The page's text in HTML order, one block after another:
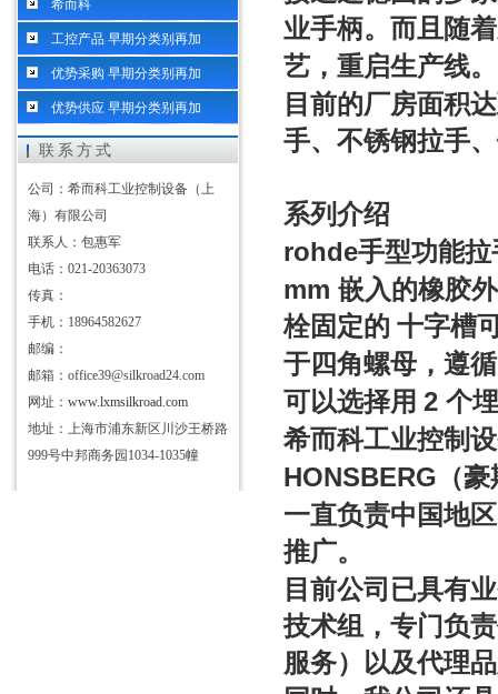
希而科
工控产品 早期分类别再加
优势采购 早期分类别再加
优势供应 早期分类别再加
联系方式
公司：希而科工业控制设备（上
海）有限公司
联系人：包惠军
电话：021-20363073
传真：
手机：18964582627
邮编：
邮箱：office39@silkroad24.com
网址： www.lxmsilkroad.com
地址：上海市浦东新区川沙王桥路
999号中邦商务园1034-1035幢
业手柄。而且随
艺，重启生产线
目前的厂房面积
手、不锈钢拉手
系列介绍
rohde手型功能拉
mm 嵌入的橡胶
栓固定的 十字槽
于四角螺母，遵
可以选择用 2 个
希而科工业控制
HONSBERG （
一直负责中国地
推广。
目前公司已具有
技术组，专门负
服务）以及代理